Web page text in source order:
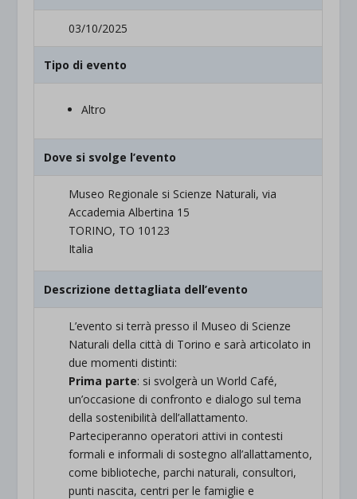
03/10/2025
Tipo di evento
Altro
Dove si svolge l’evento
Museo Regionale si Scienze Naturali, via
Accademia Albertina 15
TORINO, TO 10123
Italia
Descrizione dettagliata dell’evento
L’evento si terrà presso il Museo di Scienze
Naturali della città di Torino e sarà articolato in
due momenti distinti:
Prima parte: si svolgerà un World Café,
un’occasione di confronto e dialogo sul tema
della sostenibilità dell’allattamento.
Parteciperanno operatori attivi in contesti
formali e informali di sostegno all’allattamento,
come biblioteche, parchi naturali, consultori,
punti nascita, centri per le famiglie e